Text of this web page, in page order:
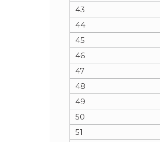
43
44
45
46
47
48
49
50
51